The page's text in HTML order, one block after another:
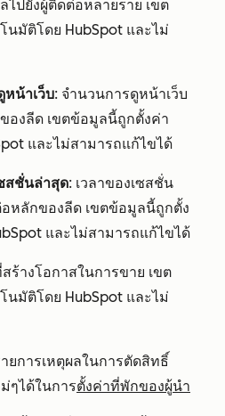
ไปยังผู้ติดต่อหลายราย เขต
มัติโดย HubSpot และไม่
น้าเว็บ: จำนวนการดูหน้าเว็บ
องลีด เขตข้อมูลนี้ถูกตั้งค่า
และไม่สามารถแก้ไขได้
สชั่นล่าสุด: เวลาของเซสชั่น
หลักของลีด เขตข้อมูลนี้ถูกตั้ง
และไม่สามารถแก้ไขได้
ร้างโอกาสในการขาย เขต
มัติโดย HubSpot และไม่
ายการเหตุผลในการตัดสิทธิ์
ๆได้ในการตั้งค่าที่พักของผู้นำ